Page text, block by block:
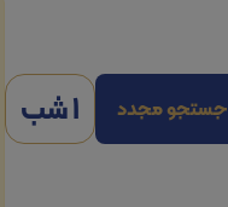
جستجو مجدد 1 شب